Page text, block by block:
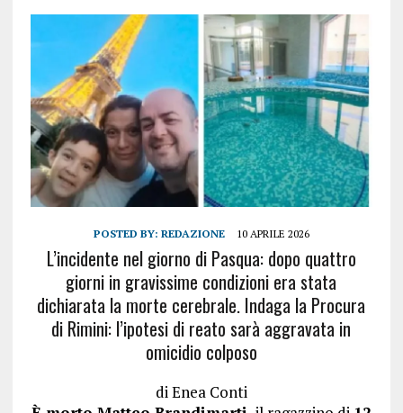
POSTED BY: REDAZIONE 10 APRILE 2026
L’incidente nel giorno di Pasqua: dopo quattro
giorni in gravissime condizioni era stata
dichiarata la morte cerebrale. Indaga la Procura
di Rimini: l’ipotesi di reato sarà aggravata in
omicidio colposo
diEnea Conti